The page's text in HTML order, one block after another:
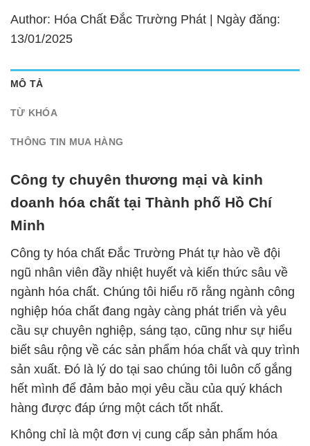
Author: Hóa Chất Đắc Trường Phát | Ngày đăng:
13/01/2025
MÔ TẢ
TỪ KHÓA
THÔNG TIN MUA HÀNG
Công ty chuyên thương mại và kinh
doanh hóa chất tại Thành phố Hồ Chí
Minh
Công ty hóa chất Đắc Trường Phát tự hào về đội
ngũ nhân viên đầy nhiệt huyết và kiến thức sâu về
ngành hóa chất. Chúng tôi hiểu rõ rằng ngành công
nghiệp hóa chất đang ngày càng phát triển và yêu
cầu sự chuyên nghiệp, sáng tạo, cũng như sự hiểu
biết sâu rộng về các sản phẩm hóa chất và quy trình
sản xuất. Đó là lý do tại sao chúng tôi luôn cố gắng
hết mình để đảm bảo mọi yêu cầu của quý khách
hàng được đáp ứng một cách tốt nhất.
Không chỉ là một đơn vị cung cấp sản phẩm hóa